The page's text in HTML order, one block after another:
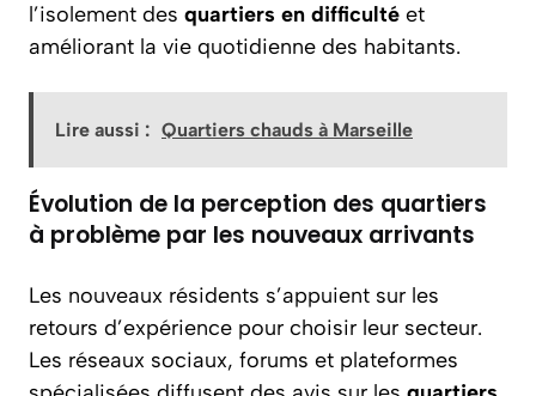
l’isolement des quartiers en difficulté et
améliorant la vie quotidienne des habitants.
Lire aussi : Quartiers chauds à Marseille
Évolution de la perception des quartiers
à problème par les nouveaux arrivants
Les nouveaux résidents s’appuient sur les
retours d’expérience pour choisir leur secteur.
Les réseaux sociaux, forums et plateformes